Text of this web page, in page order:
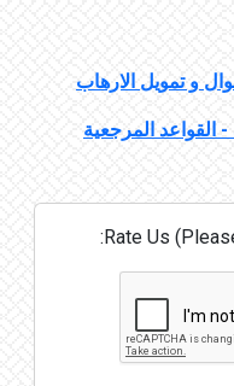
و تمويل الارهاب
- القواعد المرجعية
Rate Us